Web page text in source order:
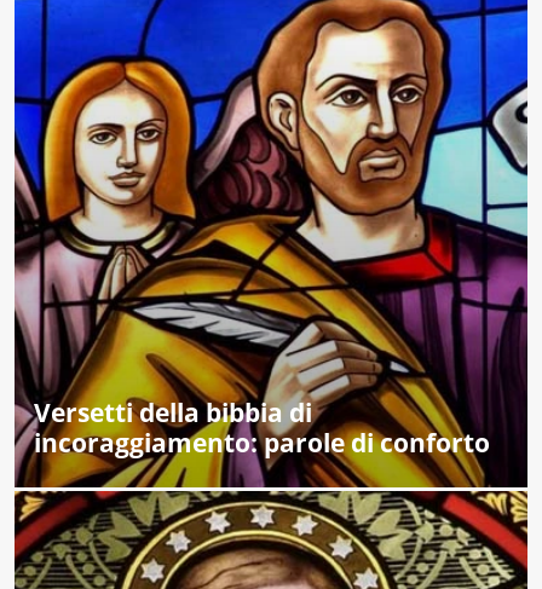
Versetti della bibbia di
incoraggiamento: parole di conforto